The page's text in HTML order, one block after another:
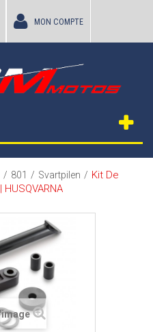
MON COMPTE
/ 801 / Svartpilen / Kit De